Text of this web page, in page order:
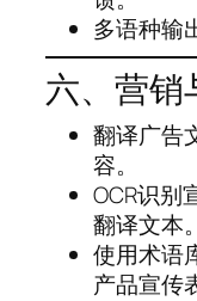
多语种输
六、营销
翻译广告
容。
OCR识别
翻译文本。
使用术语
产品宣传